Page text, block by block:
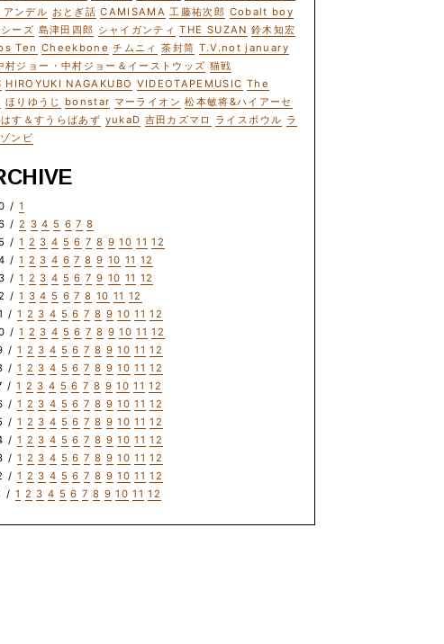
アンデル おとぎ話 CAMISAMA 工藤祐次郎 Cobalt boy
ーズ 島津田四郎 シャイガンティ THE SUZAN 鈴木知宏
Ten Cheekbone チムニィ 茶封筒 T.V.not january
村ジョー・中村ジョー＆イーストウッズ 猫戦
HIROYUKI NAGAKUBO VIDEOTAPEMUSIC The
ほりゆうじ bonstar マーライオン 松本敏将&ハイアーセ
す＆すうらばあず yukaD 吉田カズマロ ライスボウル ラ
ンビ
/ 1
/ 2 3 4 5 6 7 8
/ 1 2 3 4 5 6 7 8 9 10 11 12
/ 1 2 3 4 6 7 8 9 10 11 12
/ 1 2 3 4 5 6 7 9 10 11 12
/ 1 3 4 5 6 7 8 10 11 12
/ 1 2 3 4 5 6 7 8 9 10 11 12
/ 1 2 3 4 5 6 7 8 9 10 11 12
/ 1 2 3 4 5 6 7 8 9 10 11 12
/ 1 2 3 4 5 6 7 8 9 10 11 12
/ 1 2 3 4 5 6 7 8 9 10 11 12
/ 1 2 3 4 5 6 7 8 9 10 11 12
/ 1 2 3 4 5 6 7 8 9 10 11 12
/ 1 2 3 4 5 6 7 8 9 10 11 12
/ 1 2 3 4 5 6 7 8 9 10 11 12
/ 1 2 3 4 5 6 7 8 9 10 11 12
/ 1 2 3 4 5 6 7 8 9 10 11 12